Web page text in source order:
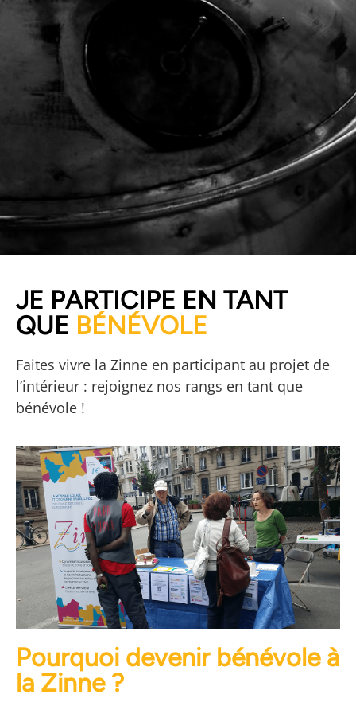
RENCONTRE DE SON
LIBRAIRE
et refaire le monde
JE PARTICIPE EN TANT
QUE BÉNÉVOLE
Faites vivre la Zinne en participant au projet de
l’intérieur : rejoignez nos rangs en tant que
bénévole !
Pourquoi devenir bénévole à
la Zinne ?